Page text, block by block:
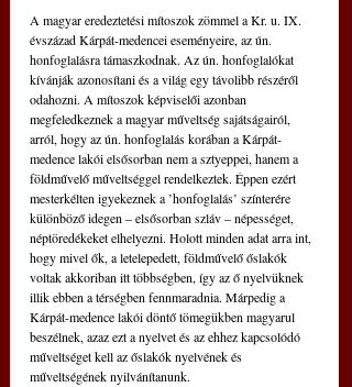
A magyar eredeztetési mítoszok zömmel a Kr. u. IX.
évszázad Kárpát-medencei eseményeire, az ún.
honfoglalásra támaszkodnak. Az ún. honfoglalókat
kívánják azonosítani és a világ egy távolibb részéről
odahozni. A mítoszok képviselői azonban
megfeledkeznek a magyar műveltség sajátságairól,
arról, hogy az ún. honfoglalás korában a Kárpát-
medence lakói elsősorban nem a sztyeppei, hanem a
földművelő műveltséggel rendelkeztek. Éppen ezért
mesterkélten igyekeznek a ’honfoglalás’ színterére
különböző idegen – elsősorban szláv – népességet,
néptöredékeket elhelyezni. Holott minden adat arra int,
hogy mivel ők, a letelepedett, földművelő őslakók
voltak akkoriban itt többségben, így az ő nyelvüknek
illik ebben a térségben fennmaradnia. Márpedig a
Kárpát-medence lakói döntő tömegükben magyarul
beszélnek, azaz ezt a nyelvet és az ehhez kapcsolódó
műveltséget kell az őslakók nyelvének és
műveltségének nyilvánítanunk.